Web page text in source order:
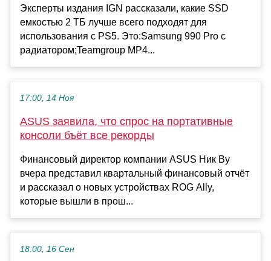
Эксперты издания IGN рассказали, какие SSD
емкостью 2 ТБ лучше всего подходят для
использования с PS5. Это:Samsung 990 Pro с
радиатором;Teamgroup MP4...
17:00, 14 Ноя
ASUS заявила, что спрос на портативные
консоли бъёт все рекорды
Финансовый директор компании ASUS Ник Ву
вчера представил квартальный финансовый отчёт
и рассказал о новых устройствах ROG Ally,
которые вышли в прош...
18:00, 16 Сен